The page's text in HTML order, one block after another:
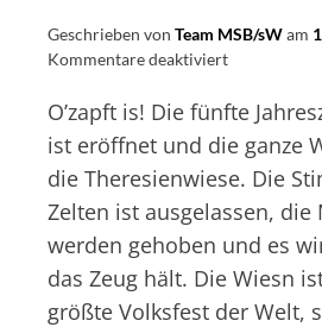
Geschrieben von Team MSB/sWam
Kommentare deaktiviertfür
Gspusi?
Mit
Sicherheit
besser!
O’zapft is! Die fünfte
ist eröffnet und die ganze
die Theresienwiese. Die
Zelten ist ausgelassen, die
werden gehoben und es
das Zeug hält. Die Wiesn
größte Volksfest der Welt,